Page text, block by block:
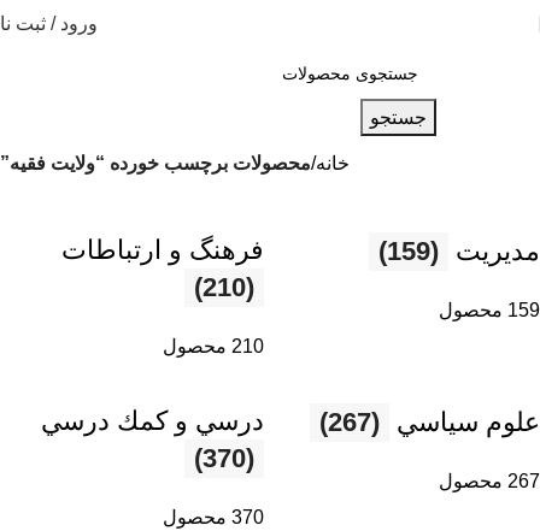
ورود / ثبت
جستجو
خانه محصولات برچسب خورده “ولايت فقيه”
مديريت (159)
159 محصول
فرهنگ و ارتباطات
(210)
210 محصول
علوم سياسي (267)
267 محصول
درسي و كمك درسي
(370)
370 محصول